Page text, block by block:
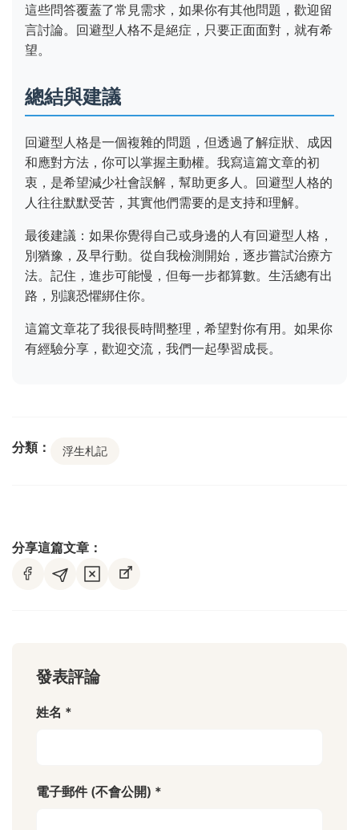
這些問答覆蓋了常見需求，如果你有其他問題，歡迎留
言討論。回避型人格不是絕症，只要正面面對，就有希
望。
總結與建議
回避型人格是一個複雜的問題，但透過了解症狀、成因
和應對方法，你可以掌握主動權。我寫這篇文章的初
衷，是希望減少社會誤解，幫助更多人。回避型人格的
人往往默默受苦，其實他們需要的是支持和理解。
最後建議：如果你覺得自己或身邊的人有回避型人格，
別猶豫，及早行動。從自我檢測開始，逐步嘗試治療方
法。記住，進步可能慢，但每一步都算數。生活總有出
路，別讓恐懼綁住你。
這篇文章花了我很長時間整理，希望對你有用。如果你
有經驗分享，歡迎交流，我們一起學習成長。
分類： 浮生札記
分享這篇文章：
發表評論
姓名 *
電子郵件 (不會公開) *